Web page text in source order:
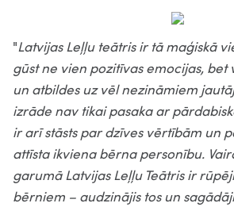
"Latvijas Leļļu teātris ir tā maģiskā
gūst ne vien pozitīvas emocijas,
un atbildes uz vēl nezināmiem
izrāde nav tikai pasaka ar
ir arī stāsts par dzīves vērtībām un
attīsta ikviena bērna personību.
garumā Latvijas Leļļu Teātris ir
bērniem – audzinājis tos un